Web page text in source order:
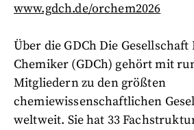
www.gdch.de/orchem2026
Über die GDCh Die
Chemiker (GDCh) gehört mit
Mitgliedern zu den größten
chemiewissenschaftlichen
weltweit. Sie hat 33